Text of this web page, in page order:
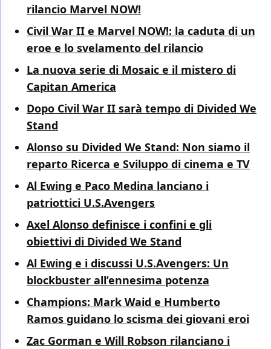
rilancio Marvel NOW!
Civil War II e Marvel NOW!: la caduta di un
eroe e lo svelamento del rilancio
La nuova serie di Mosaic e il mistero di
Capitan America
Dopo Civil War II sarà tempo di Divided We
Stand
Alonso su Divided We Stand: Non siamo il
reparto Ricerca e Sviluppo di cinema e TV
Al Ewing e Paco Medina lanciano i
patriottici U.S.Avengers
Axel Alonso definisce i confini e gli
obiettivi di Divided We Stand
Al Ewing e i discussi U.S.Avengers: Un
blockbuster all’ennesima potenza
Champions: Mark Waid e Humberto
Ramos guidano lo scisma dei giovani eroi
Zac Gorman e Will Robson rilanciano i